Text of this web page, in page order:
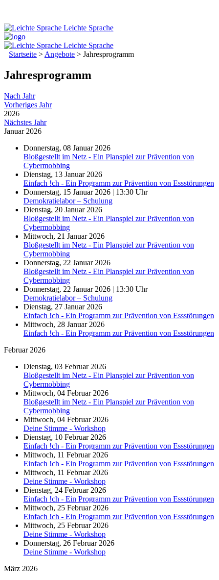
Leichte Sprache
Leichte Sprache
Startseite > Angebote > Jahresprogramm
Jahresprogramm
Nach Jahr
Vorheriges Jahr
2026
Nächstes Jahr
Januar 2026
Donnerstag, 08 Januar 2026
Bloßgestellt im Netz - Ein Planspiel zur Prävention von
Cybermobbing
Dienstag, 13 Januar 2026
Einfach !ch - Ein Programm zur Prävention von Essstörungen
Donnerstag, 15 Januar 2026 | 13:30 Uhr
Demokratielabor – Schulung
Dienstag, 20 Januar 2026
Bloßgestellt im Netz - Ein Planspiel zur Prävention von
Cybermobbing
Mittwoch, 21 Januar 2026
Bloßgestellt im Netz - Ein Planspiel zur Prävention von
Cybermobbing
Donnerstag, 22 Januar 2026
Bloßgestellt im Netz - Ein Planspiel zur Prävention von
Cybermobbing
Donnerstag, 22 Januar 2026 | 13:30 Uhr
Demokratielabor – Schulung
Dienstag, 27 Januar 2026
Einfach !ch - Ein Programm zur Prävention von Essstörungen
Mittwoch, 28 Januar 2026
Einfach !ch - Ein Programm zur Prävention von Essstörungen
Februar 2026
Dienstag, 03 Februar 2026
Bloßgestellt im Netz - Ein Planspiel zur Prävention von
Cybermobbing
Mittwoch, 04 Februar 2026
Bloßgestellt im Netz - Ein Planspiel zur Prävention von
Cybermobbing
Mittwoch, 04 Februar 2026
Deine Stimme - Workshop
Dienstag, 10 Februar 2026
Einfach !ch - Ein Programm zur Prävention von Essstörungen
Mittwoch, 11 Februar 2026
Einfach !ch - Ein Programm zur Prävention von Essstörungen
Mittwoch, 11 Februar 2026
Deine Stimme - Workshop
Dienstag, 24 Februar 2026
Einfach !ch - Ein Programm zur Prävention von Essstörungen
Mittwoch, 25 Februar 2026
Einfach !ch - Ein Programm zur Prävention von Essstörungen
Mittwoch, 25 Februar 2026
Deine Stimme - Workshop
Donnerstag, 26 Februar 2026
Deine Stimme - Workshop
März 2026